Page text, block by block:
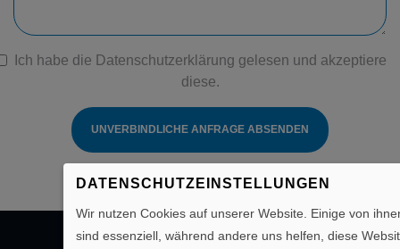
Ich habe die Datenschutzerklärung gelesen und akzeptiere
diese.
UNVERBINDLICHE ANFRAGE ABSENDEN
DATENSCHUTZEINSTELLUNGEN
Wir nutzen Cookies auf unserer Website. Einige von
sind essenziell, während andere uns helfen, diese